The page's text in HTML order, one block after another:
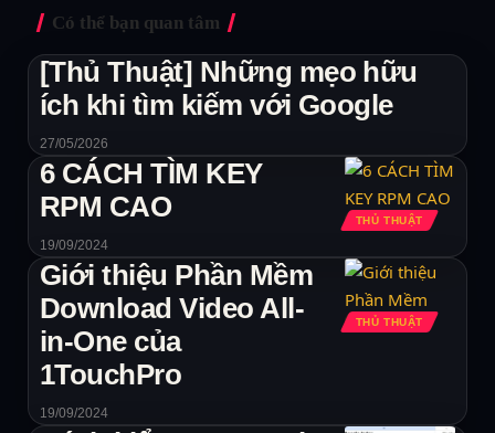
Có thể bạn quan tâm
[Thủ Thuật] Những mẹo hữu
ích khi tìm kiếm với Google
27/05/2026
THỦ THUẬT
6 CÁCH TÌM KEY
RPM CAO
19/09/2024
THỦ THUẬT
Giới thiệu Phần Mềm
Download Video All-
in-One của
1TouchPro
19/09/2024